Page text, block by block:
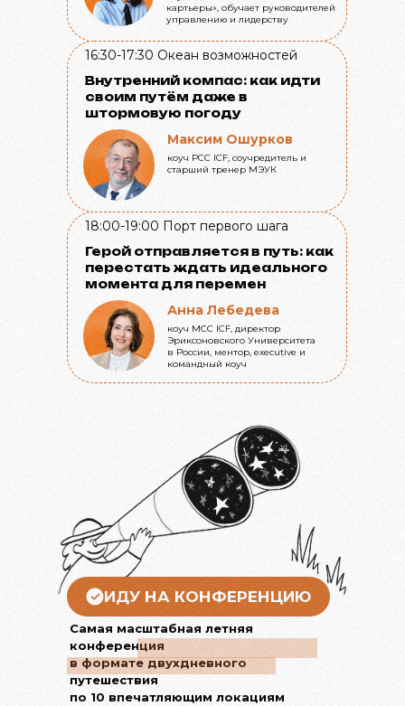
картьеры», обучает руководителей
управлению и лидерству
18:00-19:00 Порт первого шага
Герой отправляется в путь: как
перестать ждать идеального
момента для перемен
Анна Лебедева
коуч MCC ICF, директор
Эриксоновского Университета
в России, ментор, executive и
командный коуч
16:30-17:30 Океан возможностей
Внутренний компас: как идти
своим путём даже в
штормовую погоду
Максим Ошурков
коуч PCC ICF, соучредитель и
старший тренер МЭУК
Самая масштабная летняя
конференция
в формате двухдневного
путешествия
по 10 впечатляющим локациям
ИДУ НА КОНФЕРЕНЦИЮ